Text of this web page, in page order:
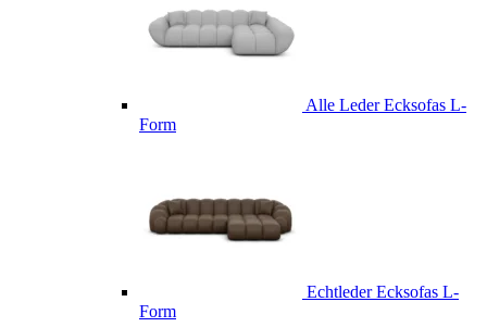
Alle Leder Ecksofas L-
Form
Echtleder Ecksofas L-
Form